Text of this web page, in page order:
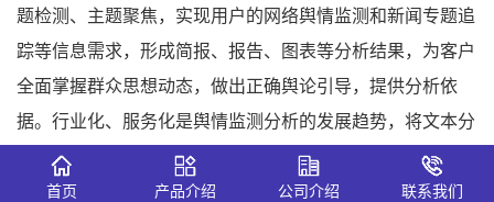
题检测、主题聚焦，实现用户的网络舆情监测和新闻专题追
踪等信息需求，形成简报、报告、图表等分析结果，为客户
全面掌握群众思想动态，做出正确舆论引导，提供分析依
据。行业化、服务化是舆情监测分析的发展趋势，将文本分
类、文本聚类、文本摘要、倾向性分析等结合语料库和知识
库，建立基于SaaS模式的舆情语义分析基础设施，可更好
首页 产品介绍 公司介绍 联系我们